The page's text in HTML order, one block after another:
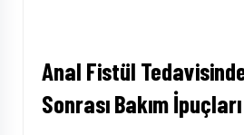
Anal Fistül
Sonrası Bakım İpuçları